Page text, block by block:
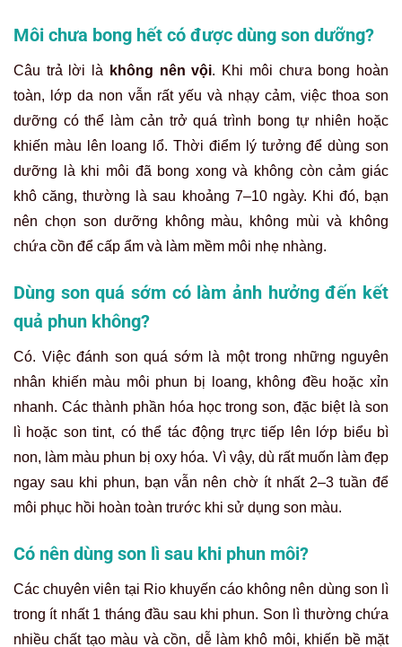
Môi chưa bong hết có được dùng son dưỡng?
Câu trả lời là không nên vội. Khi môi chưa bong hoàn
toàn, lớp da non vẫn rất yếu và nhạy cảm, việc thoa son
dưỡng có thể làm cản trở quá trình bong tự nhiên hoặc
khiến màu lên loang lổ. Thời điểm lý tưởng để dùng son
dưỡng là khi môi đã bong xong và không còn cảm giác
khô căng, thường là sau khoảng 7–10 ngày. Khi đó, bạn
nên chọn son dưỡng không màu, không mùi và không
chứa cồn để cấp ẩm và làm mềm môi nhẹ nhàng.
Dùng son quá sớm có làm ảnh hưởng đến kết
quả phun không?
Có. Việc đánh son quá sớm là một trong những nguyên
nhân khiến màu môi phun bị loang, không đều hoặc xỉn
nhanh. Các thành phần hóa học trong son, đặc biệt là son
lì hoặc son tint, có thể tác động trực tiếp lên lớp biểu bì
non, làm màu phun bị oxy hóa. Vì vậy, dù rất muốn làm đẹp
ngay sau khi phun, bạn vẫn nên chờ ít nhất 2–3 tuần để
môi phục hồi hoàn toàn trước khi sử dụng son màu.
Có nên dùng son lì sau khi phun môi?
Các chuyên viên tại Rio khuyến cáo không nên dùng son lì
trong ít nhất 1 tháng đầu sau khi phun. Son lì thường chứa
nhiều chất tạo màu và cồn, dễ làm khô môi, khiến bề mặt